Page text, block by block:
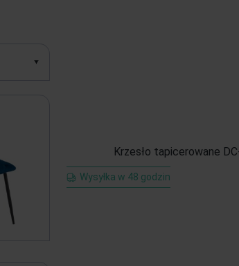
Krzesło tapicerowane
Wysyłka w 48 godzin